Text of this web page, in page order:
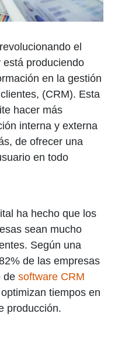
el
produciendo
en la gestión
(CRM). Esta
hacer más
interna y externa
de ofrecer una
en todo
ha hecho que los
sean mucho
Según una
de las empresas
de software CRM
tiempos en
producción.